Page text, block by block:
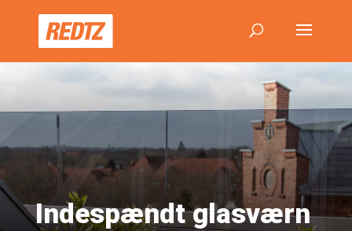
Indespændt glasværn